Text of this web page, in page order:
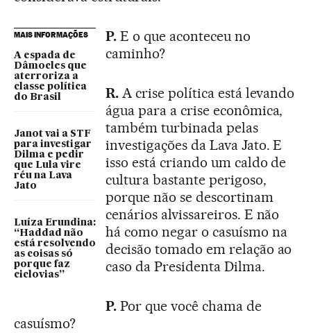
MAIS INFORMAÇÕES
A espada de
Dâmocles que
aterroriza a
classe política
do Brasil
Janot vai a STF
para investigar
Dilma e pedir
que Lula vire
réu na Lava
Jato
Luíza Erundina:
“Haddad não
está resolvendo
as coisas só
porque faz
ciclovias”
P.E o que aconteceu no
caminho?
R.A crise política está levando
água para a crise econômica,
também turbinada pelas
investigações da Lava Jato. E
isso está criando um caldo de
cultura bastante perigoso,
porque não se descortinam
cenários alvissareiros. E não
há como negar o casuísmo na
decisão tomado em relação ao
caso da Presidenta Dilma.
P.Por que você chama de
casuísmo?